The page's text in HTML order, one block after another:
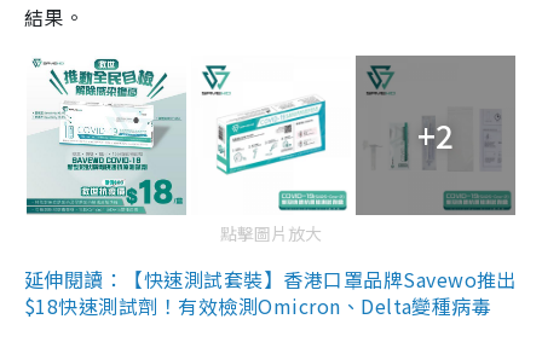
結果。
+2
點擊圖片放大
延伸閱讀：【快速測試套裝】香港口罩品牌Savewo推出
$18快速測試劑！有效檢測Omicron、Delta變種病毒